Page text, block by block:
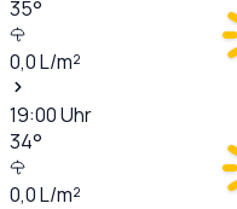
35°
0,0L/m²
19:00Uhr
34°
0,0L/m²